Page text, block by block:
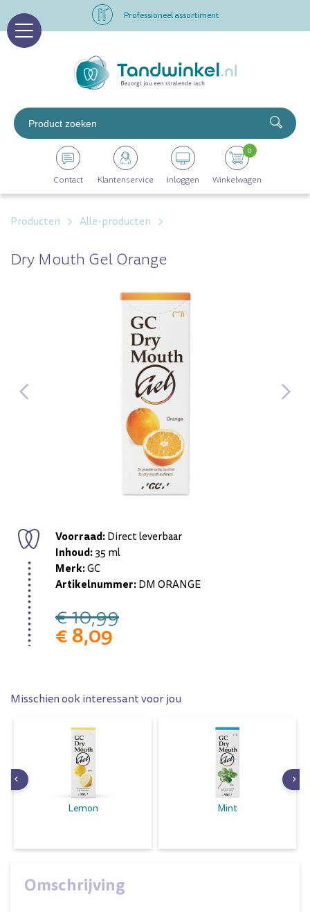
Professioneel assortiment
Op werkdagen voor 16.00 uur besteld, morgen in huis
Professioneel assortiment
Altijd op voorraad
Contact Klantenservice Inloggen Winkelwagen
0
Producten Alle-producten
Dry Mouth Gel Orange
Voorraad:Direct leverbaar
Inhoud:35 ml
Merk:GC
Artikelnummer:DM ORANGE
€ 10,99
€ 8,09
Misschien ook interessant voor jou
Lemon Mint
Omschrijving